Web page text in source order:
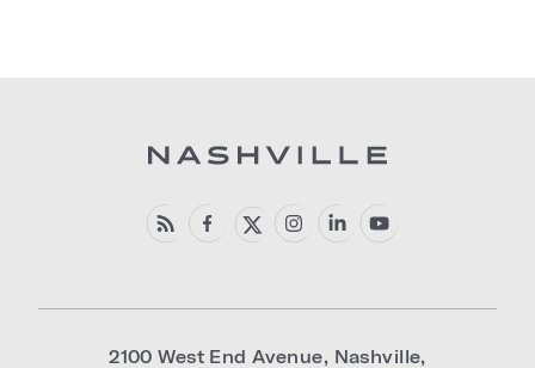
2100 West End Avenue, Nashville,